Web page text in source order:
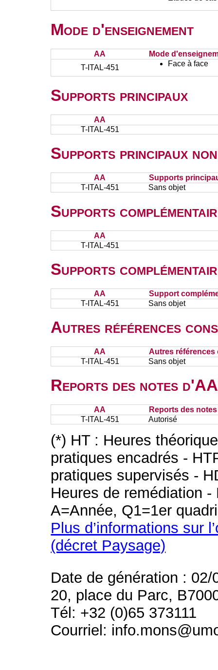
Mode d'enseignement
AA
Mode
T-ITAL-451
Face à face
Supports principaux
AA
T-ITAL-451
Supports principaux
AA
Supports
T-ITAL-451
Sans objet
Supports
AA
T-ITAL-451
Supports
AA
Support
T-ITAL-451
Sans objet
Autres références
AA
Autres références
T-ITAL-451
Sans objet
Reports des notes
AA
Reports des
T-ITAL-451
Autorisé
(*) HT : Heures
pratiques encadrés -
pratiques supervisés -
Heures de remédiation
A=Année, Q1=1er
Plus d’informations sur
(décret Paysage)
Date de génération : 02/
20, place du Parc,
Tél: +32 (0)65 373111
Courriel: